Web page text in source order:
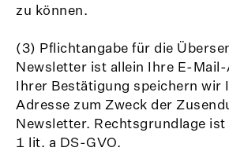
zu können.
(3) Pflichtangabe für die
Newsletter ist allein Ihre E-
Ihrer Bestätigung speichern wir
Adresse zum Zweck der
Newsletter. Rechtsgrundlage
1 lit. a DS-GVO.